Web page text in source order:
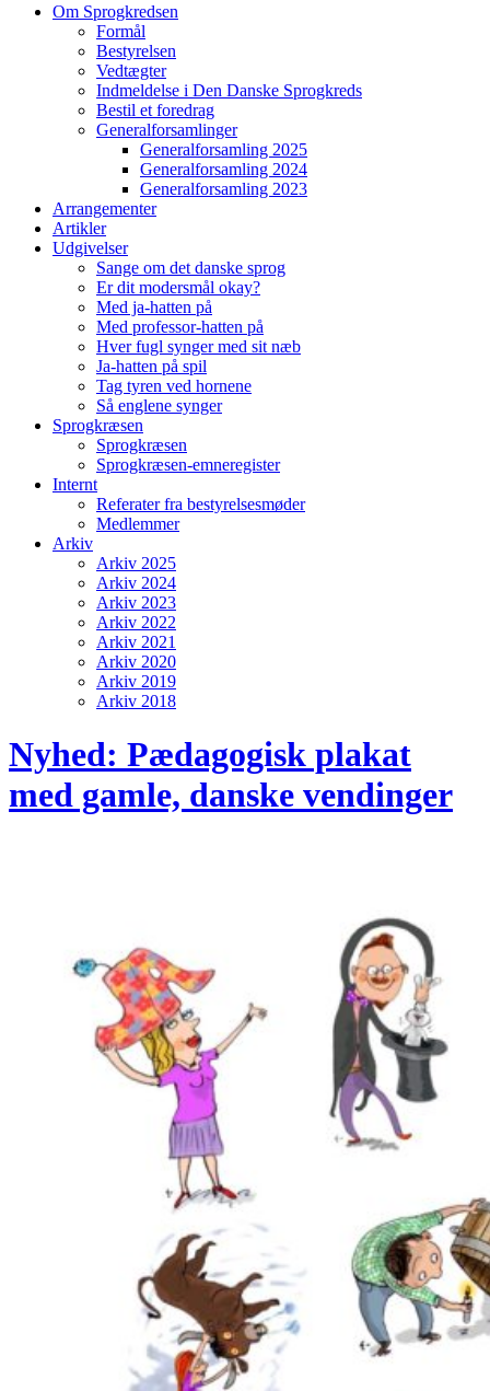
Om Sprogkredsen
Formål
Bestyrelsen
Vedtægter
Indmeldelse i Den Danske Sprogkreds
Bestil et foredrag
Generalforsamlinger
Generalforsamling 2025
Generalforsamling 2024
Generalforsamling 2023
Arrangementer
Artikler
Udgivelser
Sange om det danske sprog
Er dit modersmål okay?
Med ja-hatten på
Med professor-hatten på
Hver fugl synger med sit næb
Ja-hatten på spil
Tag tyren ved hornene
Så englene synger
Sprogkræsen
Sprogkræsen
Sprogkræsen-emneregister
Internt
Referater fra bestyrelsesmøder
Medlemmer
Arkiv
Arkiv 2025
Arkiv 2024
Arkiv 2023
Arkiv 2022
Arkiv 2021
Arkiv 2020
Arkiv 2019
Arkiv 2018
Nyhed: Pædagogisk plakat
med gamle, danske vendinger